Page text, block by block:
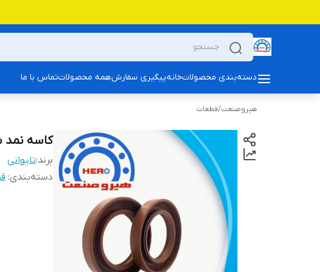
دسته‌بندی محصولاتخانهپیگیری سفارشهمه محصولاتتماس با ما
هیروصنعت/قطعات
کاسه نمد
برند:تایوانی
دسته‌بندی: